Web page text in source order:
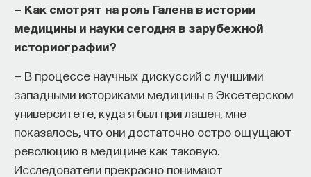
— Как смотрят на роль Галена в истории
медицины и науки сегодня в зарубежной
историографии?
— В процессе научных дискуссий с лучшими
западными историками медицины в Эксетерском
университете, куда я был приглашен, мне
показалось, что они достаточно остро ощущают
революцию в медицине как таковую.
Исследователи прекрасно понимают